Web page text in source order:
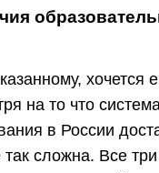
хочется
на то что
в России
сложна. Все